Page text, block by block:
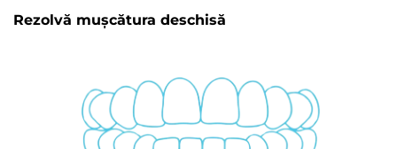
Rezolvă mușcătura deschisă